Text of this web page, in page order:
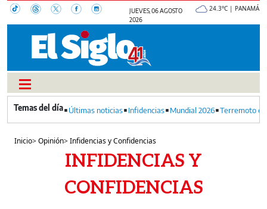
JUEVES, 06 AGOSTO
2026
24.3°C | PANAMÁ
Últimas noticias Infidencias Mundial 2026 Terremoto
Inicio>Opinión>Infidencias y Confidencias
INFIDENCIAS Y
CONFIDENCIAS